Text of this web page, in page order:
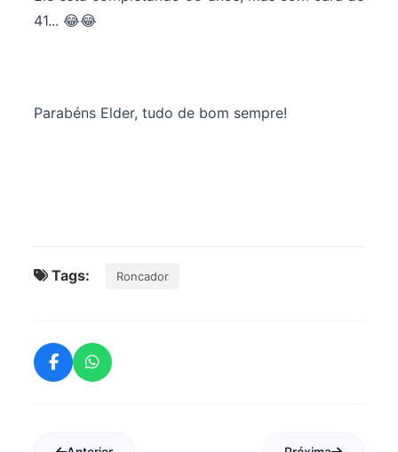
41... 😂😂
Parabéns Elder, tudo de bom sempre!
Tags: Roncador